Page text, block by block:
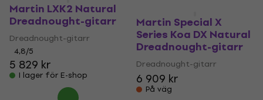
Martin LXK2 Natural
Dreadnought-gitarr
Dreadnought-gitarr
4,8/5
5 829 kr
I lager för E-shop
Martin Special X
Series Koa DX Natural
Dreadnought-gitarr
Dreadnought-gitarr
6 909 kr
På väg